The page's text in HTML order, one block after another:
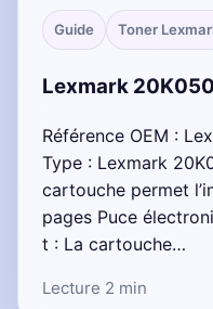
Guide Toner
Lexmark
Référence OEM :
Type : Lexmark
cartouche permet
pages Puce
t : La cartouche…
Lecture 2 min